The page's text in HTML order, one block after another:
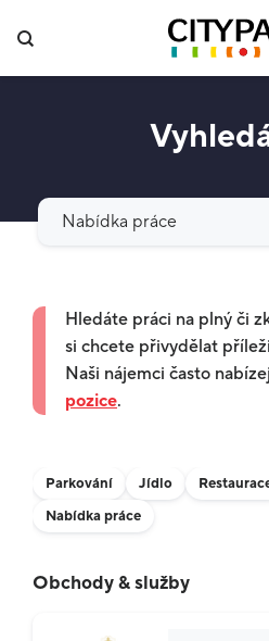
Vyhledat
Hledáte práci na plný či
si chcete přivydělat
Naši nájemci často
pozice.
Parkování Jídlo
Nabídka práce
Obchody & služby